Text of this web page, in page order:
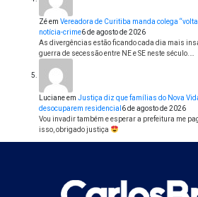
Zéem Vereadora de Curitiba manda colega
notícia-crime6 de agosto de 2026
As divergências estão ficando cada dia mais
guerra de secessão entre NE e SE neste século.…
Lucianeem Justiça diz que famílias do Nova
desocuparem residencial 6 de agosto de 2026
Vou invadir também e esperar a prefeitura me
isso, obrigado justiça